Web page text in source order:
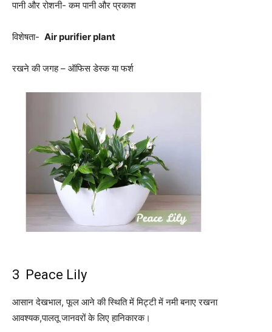
पानी और रोशनी- कम पानी और प्रकाश
विशेषता- Air purifier plant
रखने की जगह – ऑफिस डेस्क या फर्श
3 Peace Lily
आसान देखभाल, फूल आने की स्थिति में मिट्टी में नमी बनाए रखना
आवश्यक,पालतू जानवरों के लिए हानिकारक।